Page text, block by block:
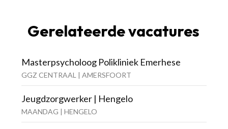
Gerelateerde vacatures
Masterpsycholoog Polikliniek Emerhese
GGZ CENTRAAL | AMERSFOORT
Jeugdzorgwerker | Hengelo
MAANDAG | HENGELO